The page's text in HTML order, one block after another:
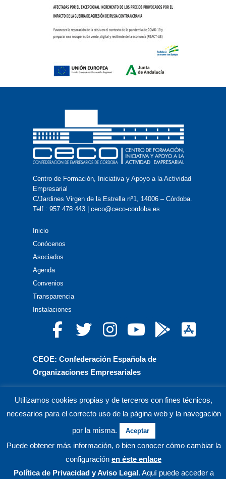
Centro de Formación, Iniciativa y Apoyo a la Actividad
Empresarial
C/Jardines Virgen de la Estrella nº1, 14006 – Córdoba.
Telf.: 957 478 443 | ceco@ceco-cordoba.es
Inicio
Conócenos
Asociados
Agenda
Convenios
Transparencia
Instalaciones
CEOE: Confederación Española de
Organizaciones Empresariales
y Mediana Empresa
CEA: Confederación de Empresarios de Andalucía
© CECO Confederación de Empresarios de Córdoba.
Utilizamos cookies propias y de terceros con fines técnicos,
necesarios para el correcto uso de la página web y la navegación
por la misma.
Aceptar
Puede obtener más información, o bien conocer cómo cambiar la
configuración en éste enlace
Política de Privacidady Aviso Legal. Aquí puede acceder a